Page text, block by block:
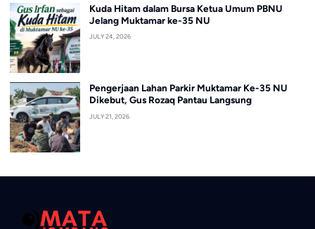
Kuda Hitam dalam Bursa Ketua Umum PBNU
Jelang Muktamar ke-35 NU
JULY 24, 2026
Pengerjaan Lahan Parkir Muktamar Ke-35 NU
Dikebut, Gus Rozaq Pantau Langsung
JULY 21, 2026